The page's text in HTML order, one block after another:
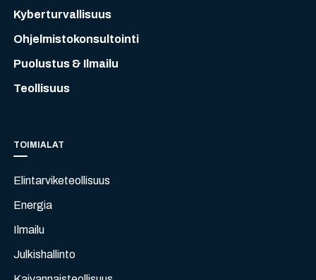
Kyberturvallisuus
Ohjelmistokonsultointi
Puolustus & Ilmailu
Teollisuus
TOIMIALAT
Elintarviketeollisuus
Energia
Ilmailu
Julkishallinto